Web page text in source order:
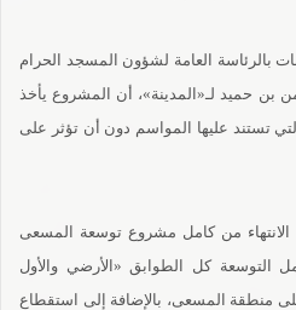
بالرئاسة العامة لشؤون المسجد الحرام
حميد لـ«المدينة»، أن المشروع يأخذ
تستند عليها المواسم دون أن تؤثر على
الانتهاء من كامل مشروع توسعة المسعى
وستشمل التوسعة كل الطوابق «الأرضي والأول
منطقة المسعى، بالإضافة إلى استقطاع